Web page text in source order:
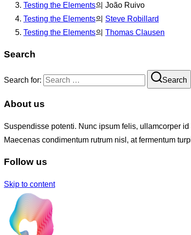
Testing the Elements의 João Ruivo
Testing the Elements의 Steve Robillard
Testing the Elements의 Thomas Clausen
Search
Search for: Search
About us
Suspendisse potenti. Nunc ipsum felis, ullamcorper
Maecenas condimentum rutrum nisl, at fermentum
Follow us
Skip to content